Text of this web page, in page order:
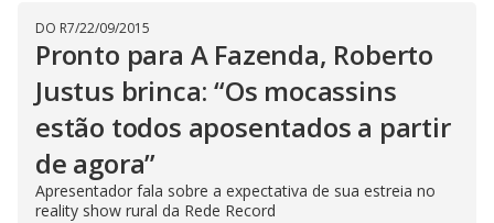
DO R7/22/09/2015
Pronto para A Fazenda, Roberto
Justus brinca: “Os mocassins
estão todos aposentados a partir
de agora”
Apresentador fala sobre a expectativa de sua estreia no
reality show rural da Rede Record